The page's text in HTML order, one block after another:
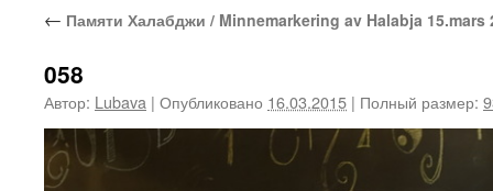
← Памяти Халабджи / Minnemarkering av Halabja 15.mars
058
Автор: Lubava | Опубликовано 16.03.2015 | Полный размер: